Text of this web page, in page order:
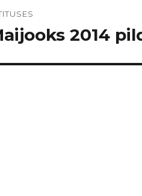
2014